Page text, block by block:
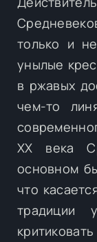
только и
унылые
в ржавых
чем-то
XX века
основном
что
традиции